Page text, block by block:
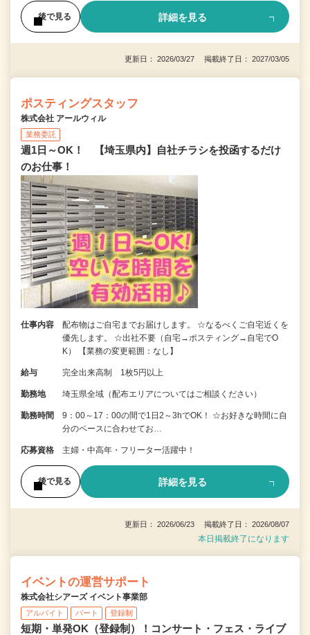
後で見る 詳細を見る
更新日： 2026/03/27 掲載終了日： 2027/03/05
ポスティングスタッフ
株式会社 アールウィル
業務委託
週1日～OK！ 【埼玉県内】自社チラシを投函するだけ
のお仕事！
仕事内容
配布物はご自宅までお届けします。 ☆なるべくご自宅近くを
優先します。 ☆出社不要（自宅→ポスティング→自宅でO
K） 【業務の変更範囲：なし】
給与 完全出来高制 1枚5円以上
勤務地 埼玉県全域（配布エリアについてはご相談ください）
勤務時間
9：00～17：00の間で1日2～3hでOK！ ☆お好きな時間に自
分のペースに合わせてお…
応募資格 主婦・中高年・フリーター活躍中！
後で見る 詳細を見る
更新日： 2026/06/23 掲載終了日： 2026/08/07
本日掲載終了になります
イベントの運営サポート
株式会社シアーズ イベント事業部
アルバイト パート 登録制
短期・単発OK（登録制）！コンサート・フェス・ライブ